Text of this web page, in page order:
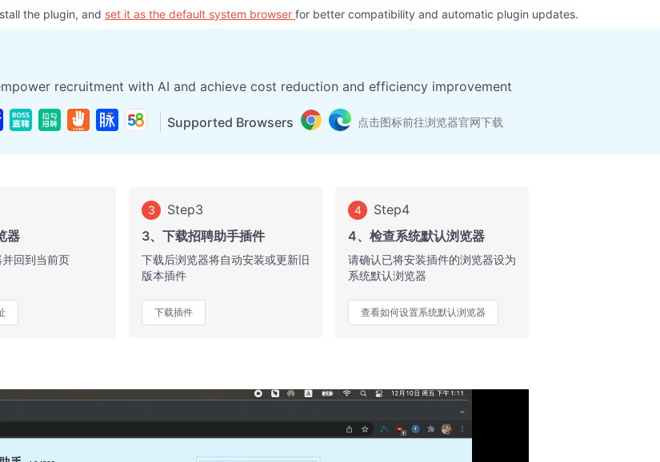
the plugin, and set it as the default system browser for better compatibility and automatic plugin updates.
recruitment with AI and achieve cost reduction and efficiency improvement
Supported Browsers 点击图标前往浏览器官网下载
器
回到当前页
3
Step3
3、下载招聘助手插件
下载后浏览器将自动安装或更新旧
版本插件
下载插件
4
Step4
4、检查系统默认浏览器
请确认已将安装插件的浏览器设为
系统默认浏览器
查看如何设置系统默认浏览器